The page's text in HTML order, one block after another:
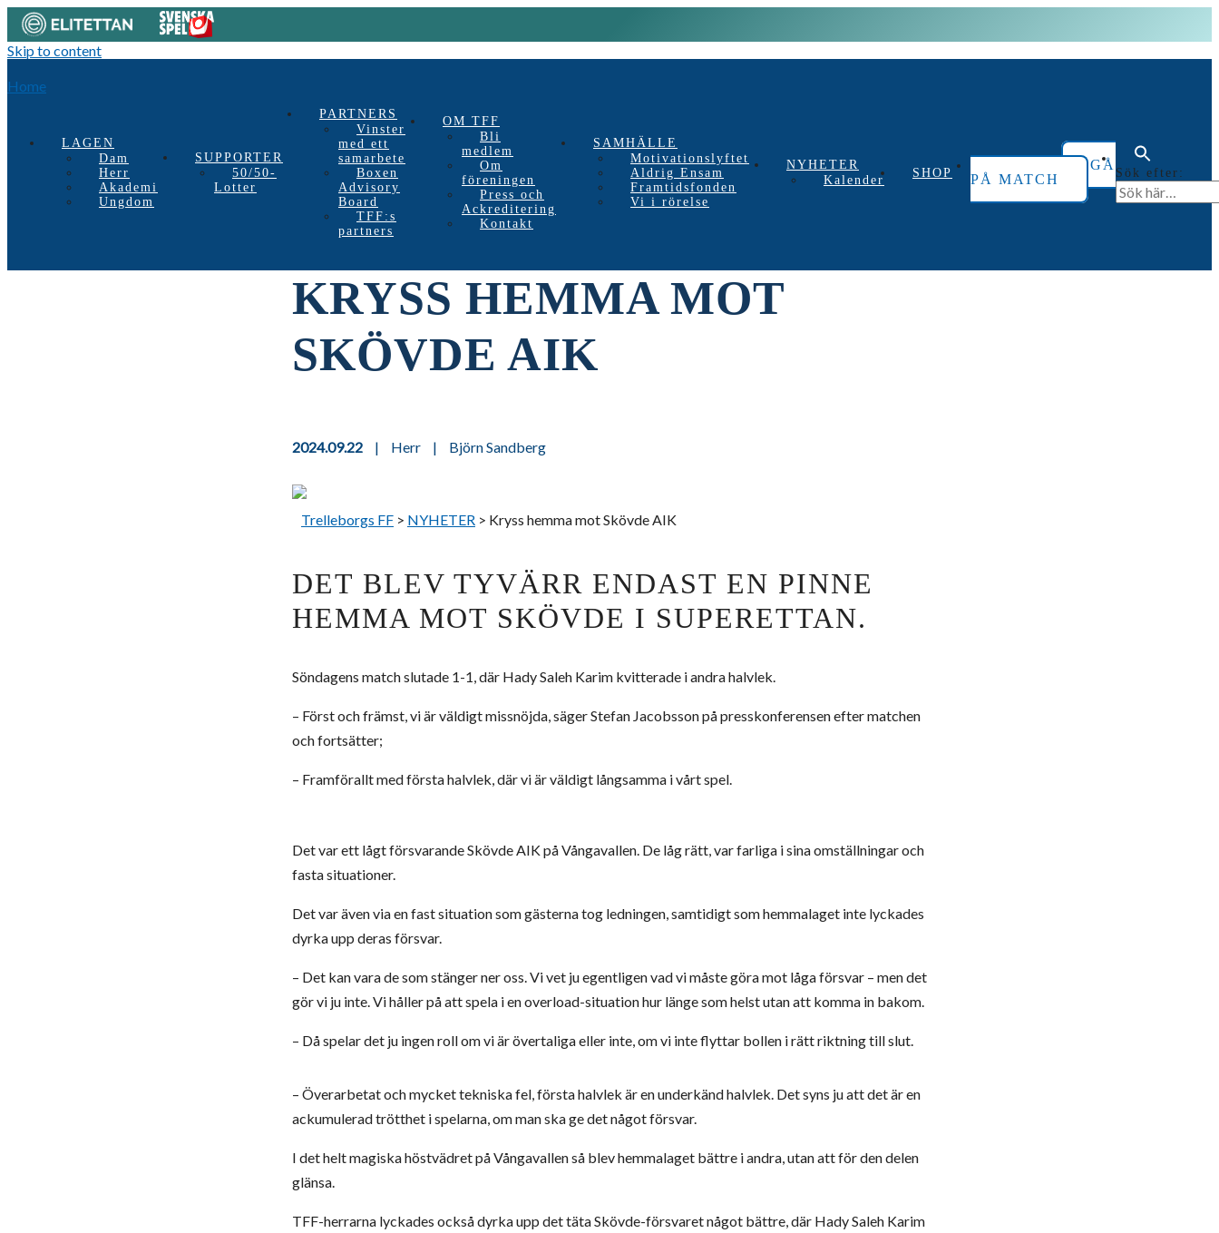
Skip to content
Home
LAGEN
Dam
Herr
Akademi
Ungdom
SUPPORTER
50/50-
Lotter
PARTNERS
Vinster
med ett
samarbete
Boxen
Advisory
Board
TFF:s
partners
OM TFF
Bli
medlem
Om
föreningen
Press och
Ackreditering
Kontakt
SAMHÄLLE
Motivationslyftet
Aldrig Ensam
Framtidsfonden
Vi i rörelse
NYHETER
Kalender
SHOP
GÅ
PÅ MATCH
Sök efter:
KRYSS HEMMA MOT
SKÖVDE AIK
2024.09.22 | Herr | Björn Sandberg
Trelleborgs FF > NYHETER > Kryss hemma mot Skövde AIK
DET BLEV TYVÄRR ENDAST EN PINNE
HEMMA MOT SKÖVDE I SUPERETTAN.
Söndagens match slutade 1-1, där Hady Saleh Karim kvitterade i andra halvlek.
– Först och främst, vi är väldigt missnöjda, säger Stefan Jacobsson på presskonferensen efter matchen
och fortsätter;
– Framförallt med första halvlek, där vi är väldigt långsamma i vårt spel.
Det var ett lågt försvarande Skövde AIK på Vångavallen. De låg rätt, var farliga i sina omställningar och
fasta situationer.
Det var även via en fast situation som gästerna tog ledningen, samtidigt som hemmalaget inte lyckades
dyrka upp deras försvar.
– Det kan vara de som stänger ner oss. Vi vet ju egentligen vad vi måste göra mot låga försvar – men det
gör vi ju inte. Vi håller på att spela i en overload-situation hur länge som helst utan att komma in bakom.
– Då spelar det ju ingen roll om vi är övertaliga eller inte, om vi inte flyttar bollen i rätt riktning till slut.
– Överarbetat och mycket tekniska fel, första halvlek är en underkänd halvlek. Det syns ju att det är en
ackumulerad trötthet i spelarna, om man ska ge det något försvar.
I det helt magiska höstvädret på Vångavallen så blev hemmalaget bättre i andra, utan att för den delen
glänsa.
TFF-herrarna lyckades också dyrka upp det täta Skövde-försvaret något bättre, där Hady Saleh Karim